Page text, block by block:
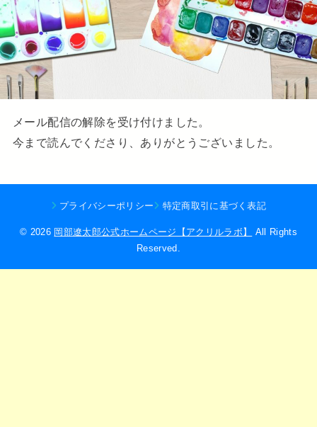
メール配信の解除を受け付けました。
今まで読んでくださり、ありがとうございました。
プライバシーポリシー 特定商取引に基づく表記
© 2026 岡部遼太郎公式ホームページ【アクリルラボ】
All Rights
Reserved.